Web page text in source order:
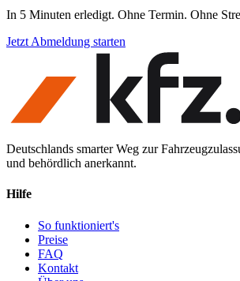
In 5 Minuten erledigt. Ohne Termin. Ohne
Jetzt Abmeldung starten
Deutschlands smarter Weg zur
und behördlich anerkannt.
Hilfe
So funktioniert's
Preise
FAQ
Kontakt